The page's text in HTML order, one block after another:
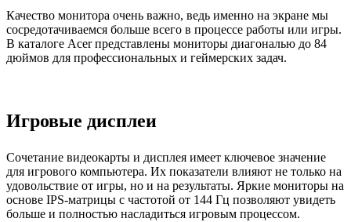
Качество монитора очень важно, ведь именно на экране мы
сосредотачиваемся больше всего в процессе работы или игры.
В каталоге Acer представлены мониторы диагональю до 84
дюймов для профессиональных и геймерских задач.
Игровые дисплеи
Сочетание видеокарты и дисплея имеет ключевое значение
для игрового компьютера. Их показатели влияют не только на
удовольствие от игры, но и на результаты. Яркие мониторы на
основе IPS-матрицы с частотой от 144 Гц позволяют увидеть
больше и полностью насладиться игровым процессом.